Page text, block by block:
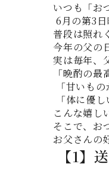
いつも「お
6月の第3
普段は照れ
今年の父の
実は毎年、
「晩酌の最
「甘いも
「体に優
こんな嬉し
そこで、お
お父さんの
【1】